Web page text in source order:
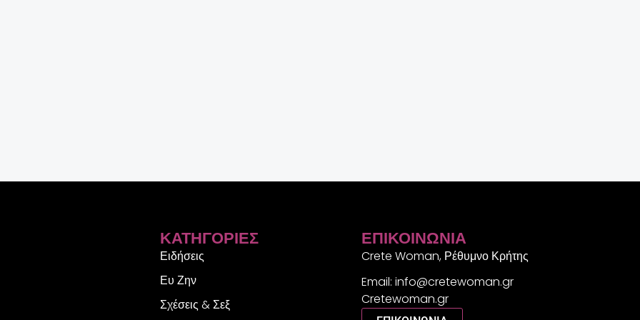
ΚΑΤΗΓΟΡΊΕΣ
Ειδήσεις
Ευ Ζην
Σχέσεις & Σεξ
ΕΠΙΚΟΙΝΩΝΊΑ
Crete Woman, Ρέθυμνο Κρήτης
Email: info@cretewoman.gr
Cretewoman.gr